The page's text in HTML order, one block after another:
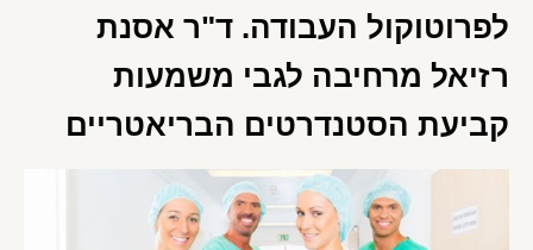
לפרוטוקול העבודה. ד"ר אסנת
רזיאל מרחיבה לגבי משמעות
קביעת הסטנדרטים הבריאטריים